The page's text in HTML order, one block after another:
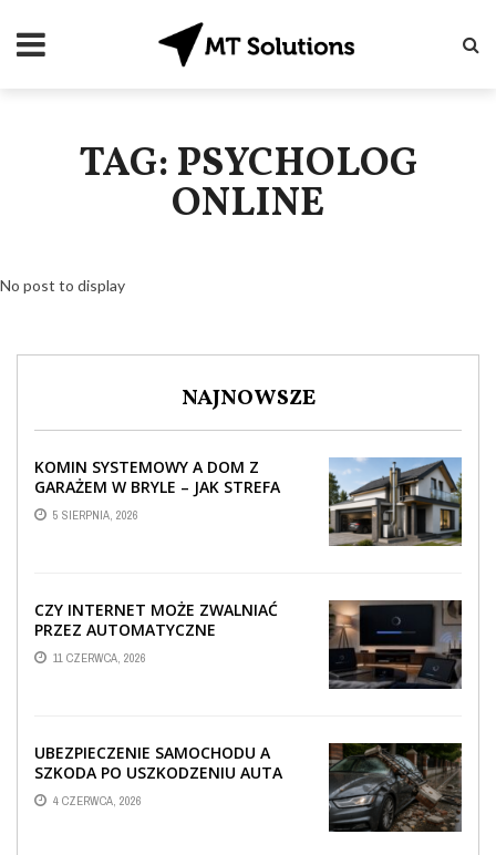
TAG: PSYCHOLOG
ONLINE
No post to display
NAJNOWSZE
KOMIN SYSTEMOWY A DOM Z
GARAŻEM W BRYLE – JAK STREFA
TECHNICZNA WPŁYWA NA
PROWADZENIE ...
5 SIERPNIA, 2026
CZY INTERNET MOŻE ZWALNIAĆ
PRZEZ AUTOMATYCZNE
AKTUALIZACJE SYSTEMÓW SMART
TV?
11 CZERWCA, 2026
UBEZPIECZENIE SAMOCHODU A
SZKODA PO USZKODZENIU AUTA
PRZEZ SPADAJĄCY FRAGMENT
OGRODZENIA
4 CZERWCA, 2026